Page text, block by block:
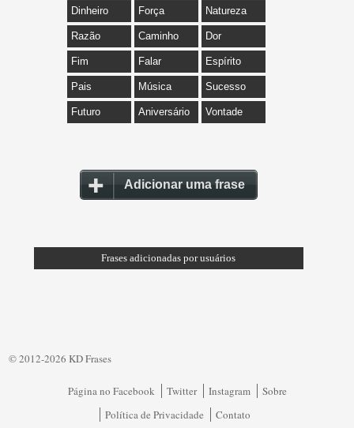
Dinheiro Força Natureza
Razão Caminho Dor
Fim Falar Espírito
Pais Música Sucesso
Futuro Aniversário Vontade
Adicionar uma frase
Frases adicionadas por usuários
© 2012-2026 KD Frases
Página no Facebook Twitter Instagram
Sobre
Política de Privacidade
Contato